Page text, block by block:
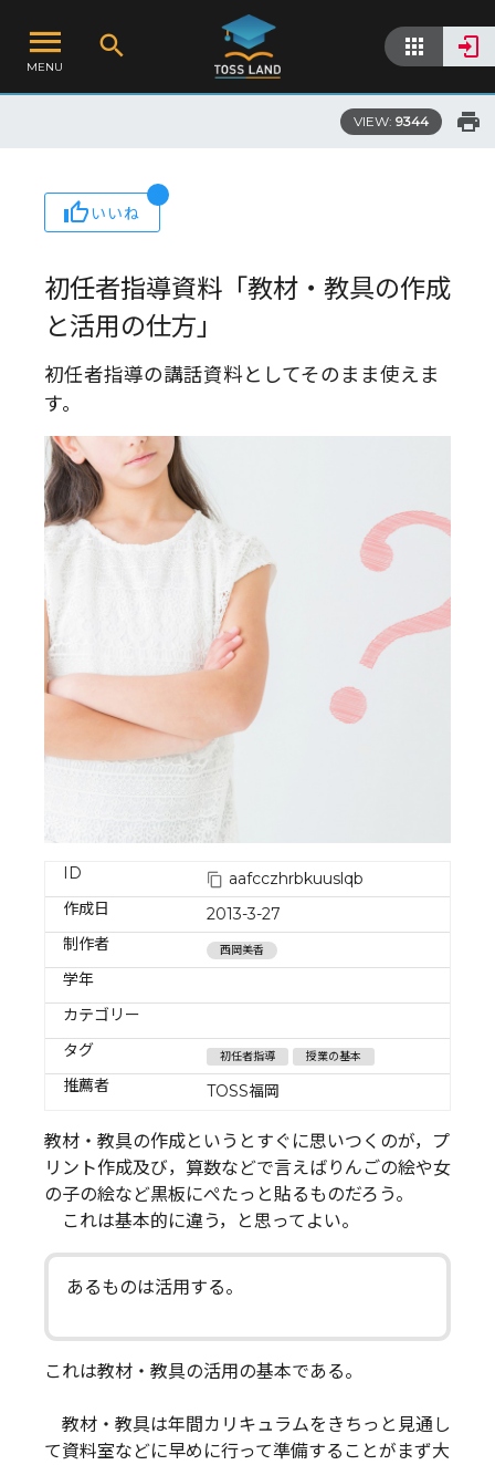
MENU
VIEW: 9344
いいね
初任者指導資料「教材・教具の作成
と活用の仕方」
初任者指導の講話資料としてそのまま使えま
す。
ID
aafcczhrbkuuslqb
作成日
2013-3-27
制作者
西岡美香
学年
カテゴリー
タグ
初任者指導 授業の基本
推薦者 TOSS福岡
教材・教具の作成というとすぐに思いつくのが，プ
リント作成及び，算数などで言えばりんごの絵や女
の子の絵など黒板にぺたっと貼るものだろう。
これは基本的に違う，と思ってよい。
あるものは活用する。
これは教材・教具の活用の基本である。
教材・教具は年間カリキュラムをきちっと見通し
て資料室などに早めに行って準備することがまず大